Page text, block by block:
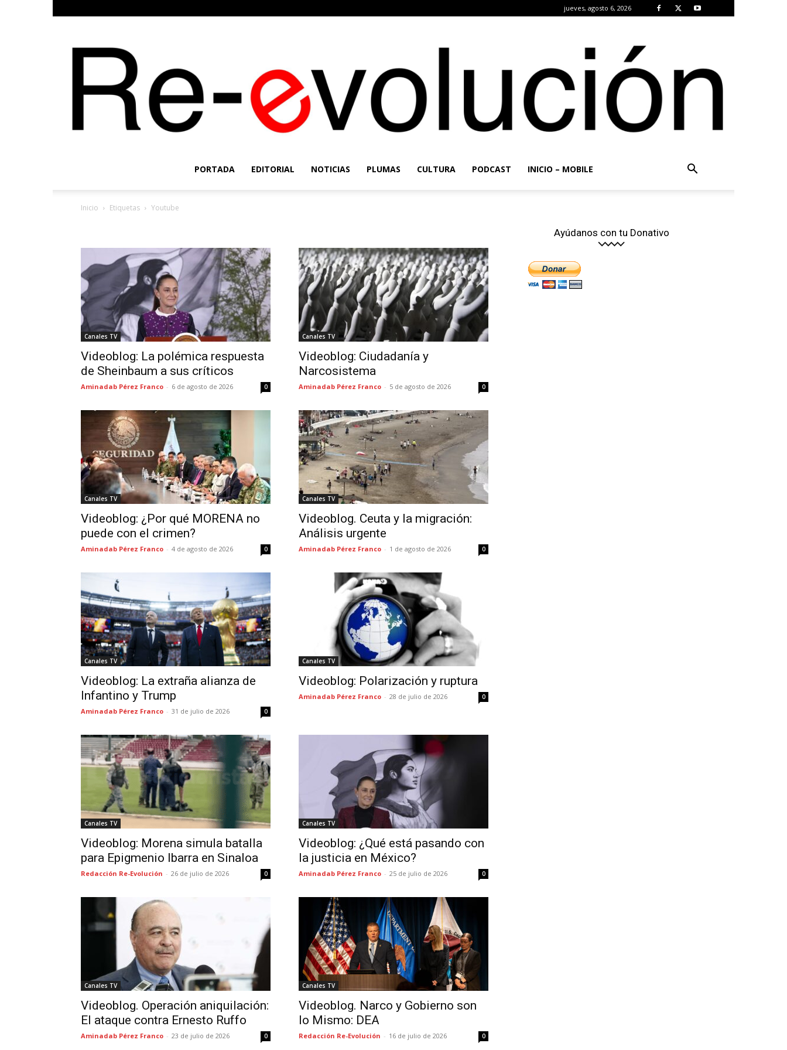
jueves, agosto 6, 2026
Evolución
PORTADA EDITORIAL NOTICIAS PLUMAS CULTURA PODCAST INICIO – MOBILE
Inicio Etiquetas Youtube
Canales TV
Videoblog: La polémica respuesta
de Sheinbaum a sus críticos
Aminadab Pérez Franco - 6 de agosto de 2026 0
Canales TV
Videoblog: Ciudadanía y
Narcosistema
Aminadab Pérez Franco - 5 de agosto de 2026 0
Canales TV
Videoblog: ¿Por qué MORENA no
puede con el crimen?
Aminadab Pérez Franco - 4 de agosto de 2026 0
Canales TV
Videoblog. Ceuta y la migración:
Análisis urgente
Aminadab Pérez Franco - 1 de agosto de 2026 0
Canales TV
Videoblog: La extraña alianza de
Infantino y Trump
Aminadab Pérez Franco - 31 de julio de 2026 0
Canales TV
Videoblog: Polarización y ruptura
Aminadab Pérez Franco - 28 de julio de 2026 0
Canales TV
Videoblog: Morena simula batalla
para Epigmenio Ibarra en Sinaloa
Redacción Re-Evolución - 26 de julio de 2026 0
Canales TV
Videoblog: ¿Qué está pasando con
la justicia en México?
Aminadab Pérez Franco - 25 de julio de 2026 0
Canales TV
Videoblog. Operación aniquilación:
El ataque contra Ernesto Ruffo
Aminadab Pérez Franco - 23 de julio de 2026 0
Canales TV
Videoblog. Narco y Gobierno son
lo Mismo: DEA
Redacción Re-Evolución - 16 de julio de 2026 0
Ayúdanos con tu Donativo